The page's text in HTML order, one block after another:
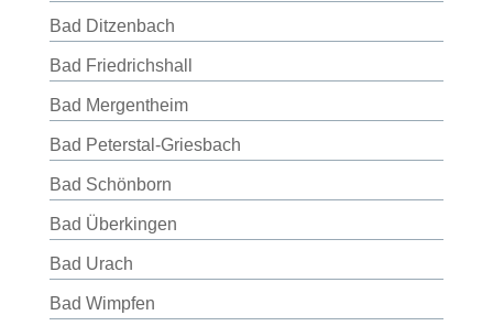
Bad Ditzenbach
Bad Friedrichshall
Bad Mergentheim
Bad Peterstal-Griesbach
Bad Schönborn
Bad Überkingen
Bad Urach
Bad Wimpfen